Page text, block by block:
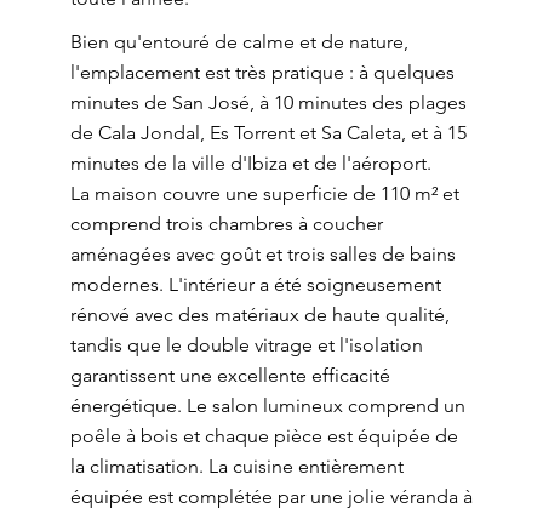
Bien qu'entouré de calme et de nature,
l'emplacement est très pratique : à quelques
minutes de San José, à 10 minutes des plages
de Cala Jondal, Es Torrent et Sa Caleta, et à 15
minutes de la ville d'Ibiza et de l'aéroport.
La maison couvre une superficie de 110 m² et
comprend trois chambres à coucher
aménagées avec goût et trois salles de bains
modernes. L'intérieur a été soigneusement
rénové avec des matériaux de haute qualité,
tandis que le double vitrage et l'isolation
garantissent une excellente efficacité
énergétique. Le salon lumineux comprend un
poêle à bois et chaque pièce est équipée de
la climatisation. La cuisine entièrement
équipée est complétée par une jolie véranda à